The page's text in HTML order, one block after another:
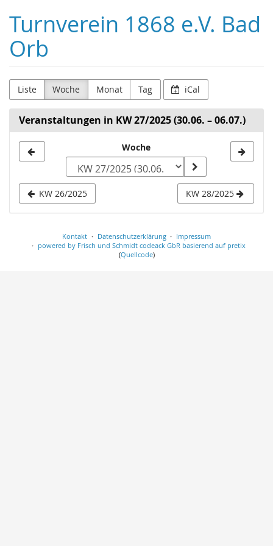
Haupt-
Inhalt
springen
Turnverein 1868 e.V. Bad
Orb
Liste Woche Monat Tag iCal
Veranstaltungen in KW 27/2025 (30.06. – 06.07.)
zur
Anzeige
auswählen
Woche
KW 26/2025 KW 28/2025
Kontakt Datenschutzerklärung
Impressum
powered by Frisch und Schmidt codeack GbR basierend auf pretix
(Quellcode)